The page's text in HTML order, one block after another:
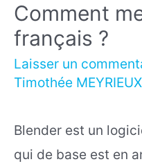
Comment
français ?
Laisser un
Timothée MEYRIEUX
Blender est un
qui de base est en